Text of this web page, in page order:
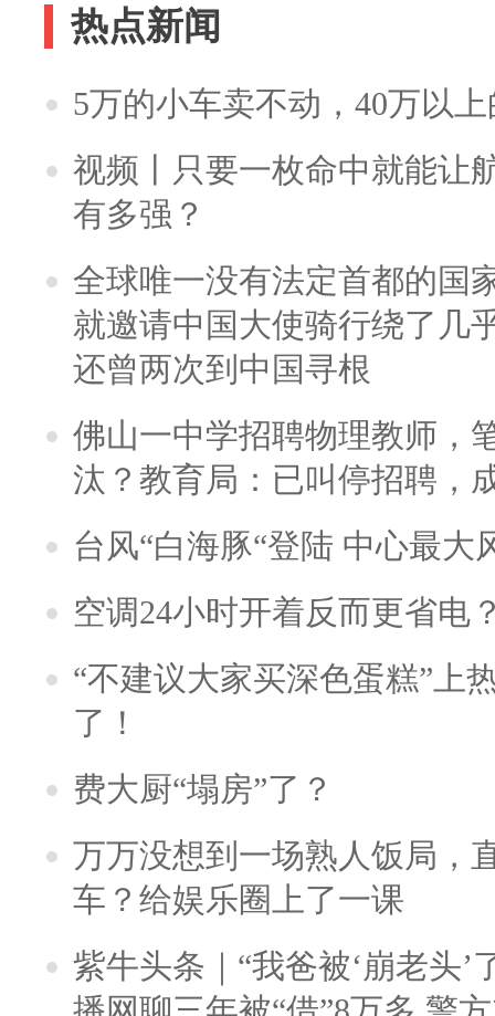
热点新闻
5万的小车卖不动，40万以
视频丨只要一枚命中就能让
有多强？
全球唯一没有法定首都的国
就邀请中国大使骑行绕了几
还曾两次到中国寻根
佛山一中学招聘物理教师，
汰？教育局：已叫停招聘，
台风“白海豚“登陆 中心最大
空调24小时开着反而更省电
“不建议大家买深色蛋糕”上
了！
费大厨“塌房”了？
万万没想到一场熟人饭局，
车？给娱乐圈上了一课
紫牛头条｜“我爸被‘崩老头’